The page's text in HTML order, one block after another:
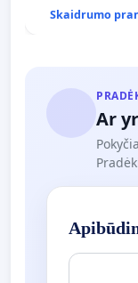
Skaidrumo
Ar